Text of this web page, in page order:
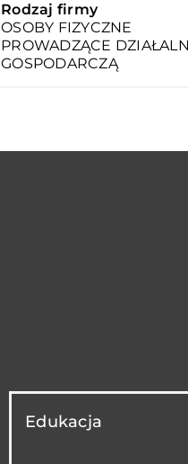
Rodzaj firmy
OSOBY FIZYCZNE
PROWADZĄCE
GOSPODARCZĄ
Edukacja